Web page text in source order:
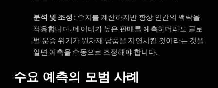
분석 및 조정 : 수치를 계산하지만 항상 인간의 맥락을
적용합니다. 데이터가 높은 판매를 예측하더라도 글로
벌 운송 위기가 원자재 납품을 지연시킬 것이라는 것을
알면 예측을 수동으로 조정해야 합니다.
수요 예측의 모범 사례